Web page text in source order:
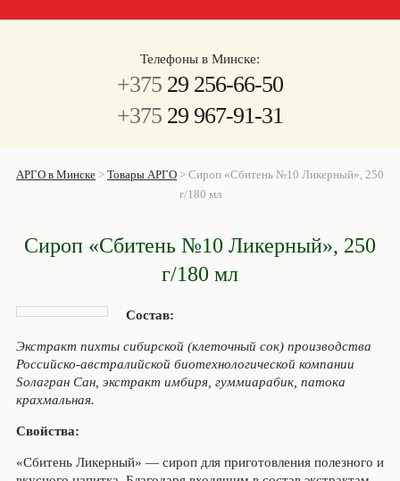
Телефоны в Минске:
+375 29 256-66-50
+375 29 967-91-31
АРГО в Минске > Товары АРГО > Сироп «Сбитень №10 Ликерный», 250
г/180 мл
Сироп «Сбитень №10 Ликерный», 250
г/180 мл
Состав:
Экстракт пихты сибирской (клеточный сок) производства
Российско-австралийской биотехнологической компании
Sолагран Сан, экстракт имбиря, гуммиарабик, патока
крахмальная.
Свойства:
«Сбитень Ликерный» — сироп для приготовления полезного и